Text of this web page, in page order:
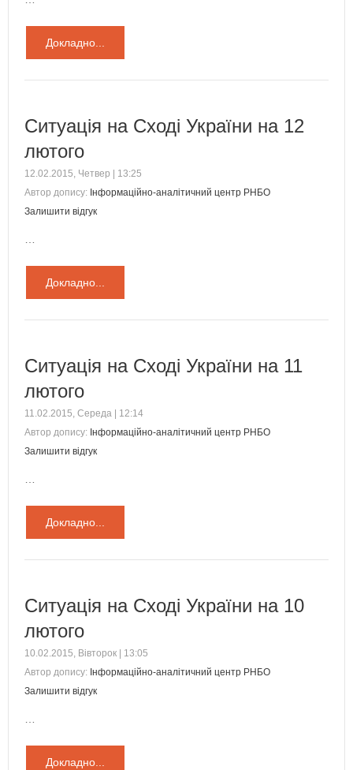
Докладно...
Ситуація на Сході України на 12
лютого
12.02.2015, Четвер | 13:25
Автор допису: Інформаційно-аналітичний центр РНБО
Залишити відгук
Докладно...
Ситуація на Сході України на 11
лютого
11.02.2015, Середа | 12:14
Автор допису: Інформаційно-аналітичний центр РНБО
Залишити відгук
Докладно...
Ситуація на Сході України на 10
лютого
10.02.2015, Вівторок | 13:05
Автор допису: Інформаційно-аналітичний центр РНБО
Залишити відгук
Докладно...